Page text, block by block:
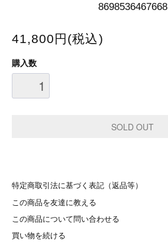
8698536467668
41,800円(税込)
購入数
特定商取引法に基づく表記（返品等）
この商品を友達に教える
この商品について問い合わせる
買い物を続ける